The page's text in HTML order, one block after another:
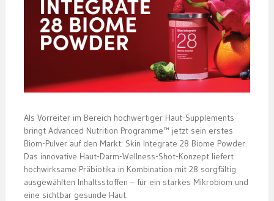
Als Vorreiter im Bereich hochwertiger Haut-Supplements
bringt Advanced Nutrition Programme™ jetzt sein erstes
Biom-Pulver auf den Markt: Skin Integrate 28 Biome Powder.
Das innovative Haut-Darm-Wellness-Shot-Konzept liefert
hochwirksame Präbiotika in Kombination mit 28 sorgfältig
ausgewählten Inhaltsstoffen – für ein starkes Mikrobiom und
eine sichtbar gesunde Haut.